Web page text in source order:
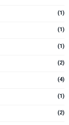
(1)
(1)
(1)
(2)
(4)
(1)
(2)